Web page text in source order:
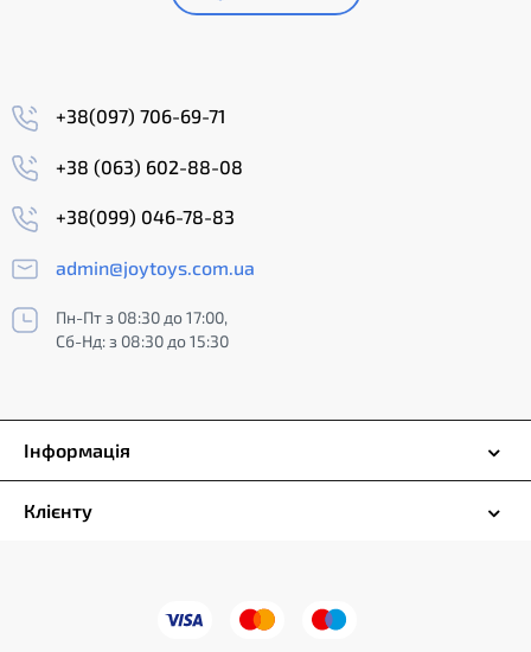
+38(097) 706-69-71
+38 (063) 602-88-08
+38(099) 046-78-83
admin@joytoys.com.ua
Пн-Пт з 08:30 до 17:00,
Сб-Нд: з 08:30 до 15:30
Інформація
Клієнту